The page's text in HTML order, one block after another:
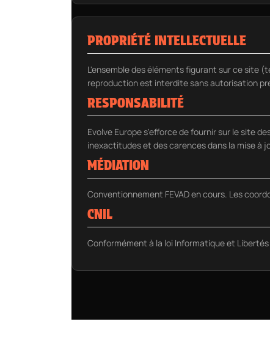
PROPRIÉTÉ INTELLECTUELLE
L'ensemble des éléments figurant sur ce site
reproduction est interdite sans autorisation
RESPONSABILITÉ
Evolve Europe s'efforce de fournir sur le site
inexactitudes et des carences dans la mise à
MÉDIATION
Conventionnement FEVAD en cours. Les
CNIL
Conformément à la loi Informatique et